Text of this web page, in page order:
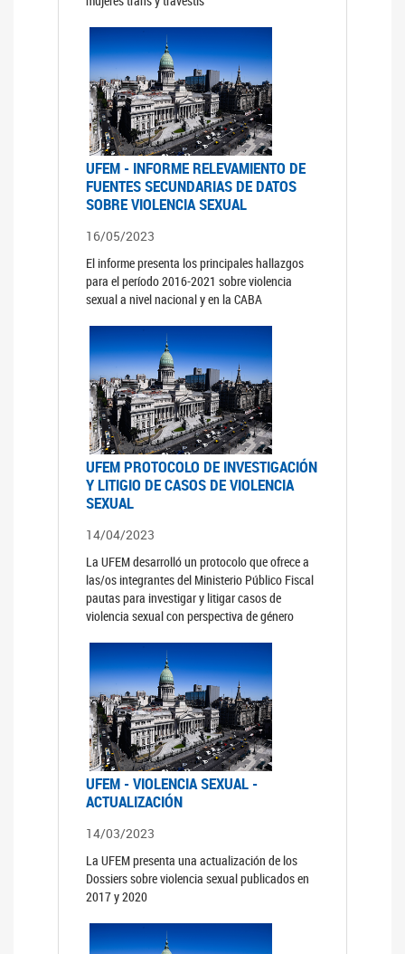
UFEM - INFORME RELEVAMIENTO DE
FUENTES SECUNDARIAS DE DATOS
SOBRE VIOLENCIA SEXUAL
16/05/2023
El informe presenta los principales hallazgos
para el período 2016-2021 sobre violencia
sexual a nivel nacional y en la CABA
UFEM PROTOCOLO DE INVESTIGACIÓN
Y LITIGIO DE CASOS DE VIOLENCIA
SEXUAL
14/04/2023
La UFEM desarrolló un protocolo que ofrece a
las/os integrantes del Ministerio Público Fiscal
pautas para investigar y litigar casos de
violencia sexual con perspectiva de género
UFEM - VIOLENCIA SEXUAL -
ACTUALIZACIÓN
14/03/2023
La UFEM presenta una actualización de los
Dossiers sobre violencia sexual publicados en
2017 y 2020